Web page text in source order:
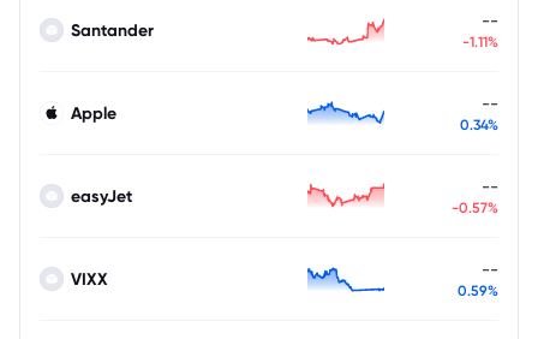
Santander --
-1.11%
Apple --
0.34%
easyJet --
-0.57%
VIXX --
0.59%